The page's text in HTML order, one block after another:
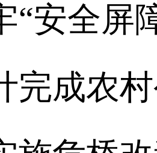
“安全屏
完成农